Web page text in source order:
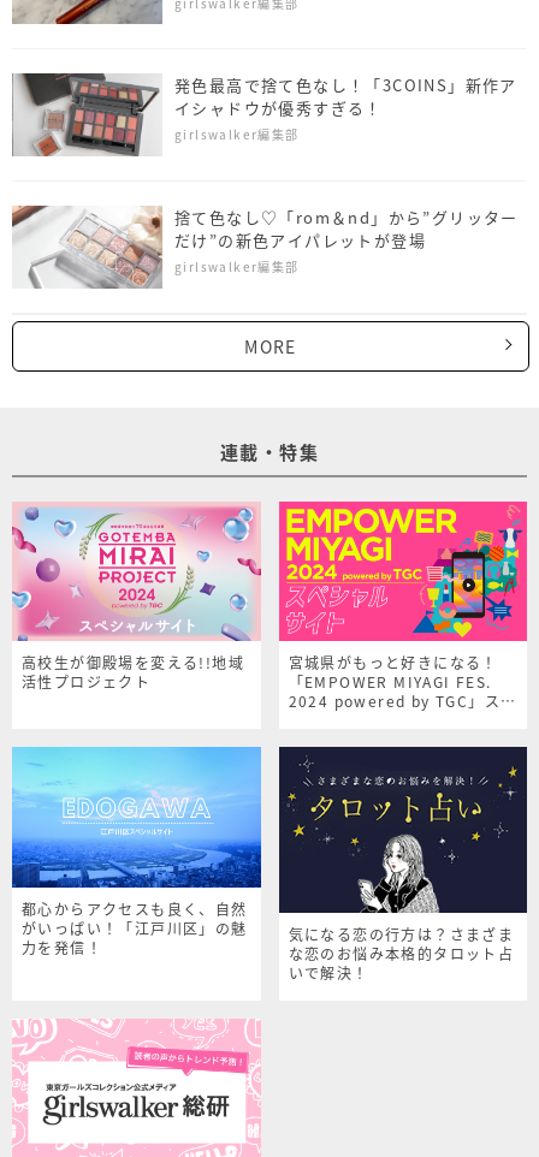
発色最高で捨て色なし！「3COINS」新作ア
イシャドウが優秀すぎる！
girlswalker編集部
捨て色なし♡「rom＆nd」から”グリッター
だけ”の新色アイパレットが登場
girlswalker編集部
MORE
連載・特集
高校生が御殿場を変える!!地域
活性プロジェクト
宮城県がもっと好きになる！
「EMPOWER MIYAGI FES.
2024 powered by TGC」スペ
都心からアクセスも良く、自然
がいっぱい！「江戸川区」の魅
力を発信！
気になる恋の行方は？さまざま
な恋のお悩み本格的タロット占
いで解決！